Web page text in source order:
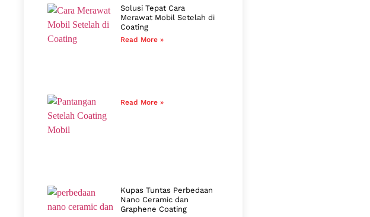
Solusi Tepat Cara
Merawat Mobil Setelah di
Coating
Read More »
Read More »
Kupas Tuntas Perbedaan
Nano Ceramic dan
Graphene Coating